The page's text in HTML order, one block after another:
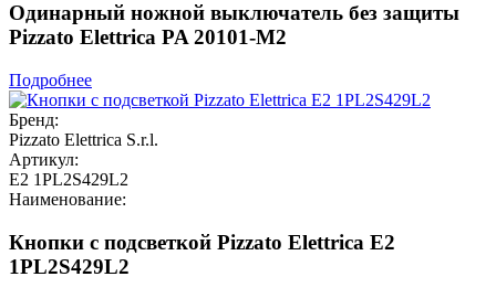
Одинарный ножной выключатель без защиты
Pizzato Elettrica PA 20101-M2
Подробнее
Бренд:
Pizzato Elettrica S.r.l.
Артикул:
E2 1PL2S429L2
Наименование:
Кнопки с подсветкой Pizzato Elettrica E2
1PL2S429L2